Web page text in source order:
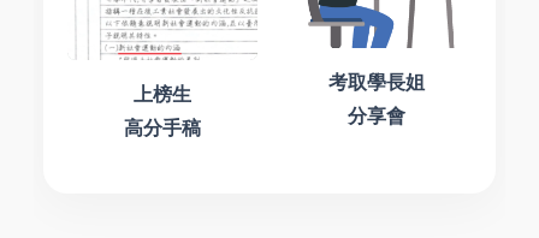
上榜生
高分手稿
考取學長姐
分享會